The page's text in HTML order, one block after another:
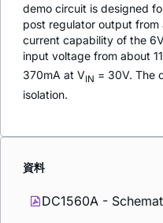
demo circuit is designed
post regulator output
current capability of the
input voltage from about
370mA at VIN = 30V. The
isolation.
資料
DC1560A -